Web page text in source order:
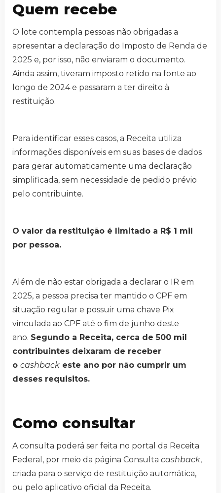
Quem recebe
O lote contempla pessoas não obrigadas a
apresentar a declaração do Imposto de Renda de
2025 e, por isso, não enviaram o documento.
Ainda assim, tiveram imposto retido na fonte ao
longo de 2024 e passaram a ter direito à
restituição.
Para identificar esses casos, a Receita utiliza
informações disponíveis em suas bases de dados
para gerar automaticamente uma declaração
simplificada, sem necessidade de pedido prévio
pelo contribuinte.
O valor da restituição é limitado a R$ 1 mil
por pessoa.
Além de não estar obrigada a declarar o IR em
2025, a pessoa precisa ter mantido o CPF em
situação regular e possuir uma chave Pix
vinculada ao CPF até o fim de junho deste
ano. Segundo a Receita, cerca de 500 mil
contribuintes deixaram de receber
o cashback este ano por não cumprir um
desses requisitos.
Como consultar
A consulta poderá ser feita no portal da Receita
Federal, por meio da página Consulta cashback,
criada para o serviço de restituição automática,
ou pelo aplicativo oficial da Receita.